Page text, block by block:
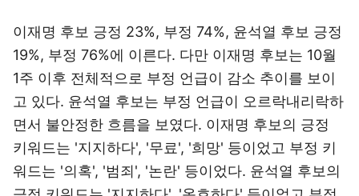
이재명 후보 긍정 23%, 부정 74%, 윤석열 후보 긍정
19%, 부정 76%에 이른다. 다만 이재명 후보는 10월
1주 이후 전체적으로 부정 언급이 감소 추이를 보이
고 있다. 윤석열 후보는 부정 언급이 오르락내리락하
면서 불안정한 흐름을 보였다. 이재명 후보의 긍정
키워드는 '지지하다', '무료', '희망' 등이었고 부정 키
워드는 '의혹', '범죄', '논란' 등이었다. 윤석열 후보의